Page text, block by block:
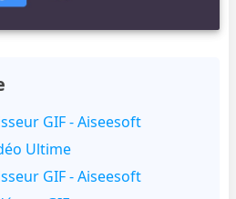
GIF - Aiseesoft
Ultime
GIF - Aiseesoft